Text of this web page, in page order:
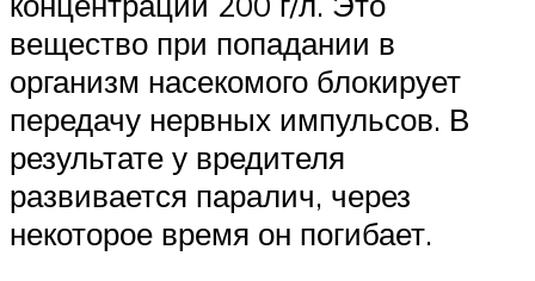
вещество при попадании в
организм насекомого блокирует
передачу нервных импульсов. В
результате у вредителя
развивается паралич, через
некоторое время он погибает.